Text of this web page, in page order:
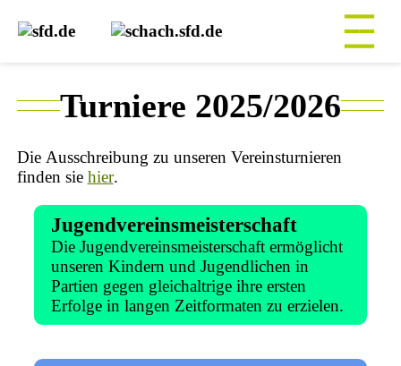
Turniere 2025/2026
Die Ausschreibung zu unseren Vereinsturnieren
finden sie hier.
Jugendvereinsmeisterschaft
Die Jugendvereinsmeisterschaft ermöglicht
unseren Kindern und Jugendlichen in
Partien gegen gleichaltrige ihre ersten
Erfolge in langen Zeitformaten zu erzielen.